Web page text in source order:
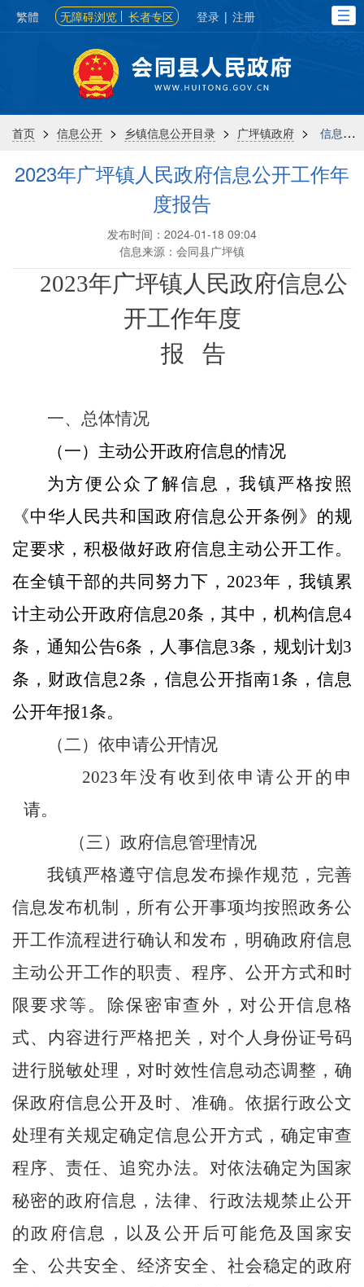
繁體 无障碍浏览 长者专区 登录 | 注册
首页 > 信息公开 > 乡镇信息公开目录 > 广坪镇政府 > 信息公开年报
2023年广坪镇人民政府信息公开工作年
度报告
发布时间：2024-01-18 09:04
信息来源：会同县广坪镇
2023年广坪镇人民政府信息公
开工作年度
报
告
一、总体情况
（一） 主动公开政府信息的情况
为方便公众了解信息， 我镇严格按照
《中华人民共和国政府信息公开条例》 的规
定要求，积极做好政府信息主动公开工作。
在全镇干部的共同努力下， 2023年，我镇累
计主动公开政府信息20条，其中，机构信息4
条，通知公告6条，人事信息3条，规划计划3
条，财政信息2条，信息公开指南1条，信息
公开年报1条。
（二）依申请公开情况
2023年没有收到依申请公开的申
请。
（三 ）政府信息管理情况
我镇严格遵守信息发布操作规范，完善
信息发布机制，所有公开事项均按照政务公
开工作流程进行确认和发布 ， 明确政府信息
主动公开工作的职责、程序、公开方式和时
限要求等 。 除保密审查外，对公开信息格
式、内容进行严格把关，对个人身份证号码
进行脱敏处理，对时效性信息动态调整，确
保政府信息公开及时、准确。 依据行政公文
处理有关规定确定信息公开方式，确定审查
程序、责任、追究办法。对依法确定为国家
秘密的政府信息，法律、行政法规禁止公开
的政府信息，以及公开后可能危及国家安
全、公共安全、经济安全、社会稳定的政府